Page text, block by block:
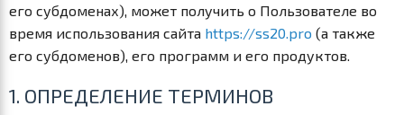
его субдоменах), может получить о Пользователе во
время использования сайта https://ss20.pro (а также
его субдоменов), его программ и его продуктов.
1. ОПРЕДЕЛЕНИЕ ТЕРМИНОВ